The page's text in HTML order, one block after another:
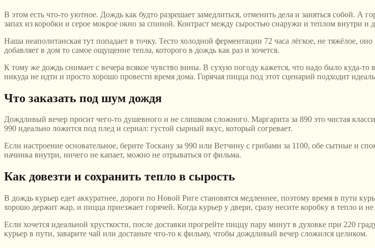
В этом есть что-то уютное. Дождь как будто разрешает замедлиться, отменить дела и заняться собой. А
запах из коробки и серое мокрое окно за спиной. Контраст между сыростью снаружи и теплом внутри и
Наша неаполитанская тут попадает в точку. Тесто холодной ферментации 72 часа лёгкое, не тяжёлое,
добавляет в дом то самое ощущение тепла, которого в дождь как раз и хочется.
К тому же дождь снимает с вечера всякое чувство вины. В сухую погоду кажется, что надо было куда-то
никуда не идти и просто хорошо провести время дома. Горячая пицца под этот сценарий подходит
Что заказать под шум дождя
Дождливый вечер просит чего-то душевного и не слишком сложного. Маргарита за 890 это чистая
990 идеально ложится под плед и сериал: густой сырный вкус, который согревает.
Если настроение основательное, берите Тоскану за 990 или Ветчину с грибами за 1100, обе сытные и
начинка внутри, ничего не капает, можно не отрываться от фильма.
Как довезти и сохранить тепло в сырость
В дождь курьер едет аккуратнее, дороги по Новой Риге становятся медленнее, поэтому время в пути
хорошо держит жар, и пицца приезжает горячей. Когда курьер у двери, сразу несите коробку в тепло и
Если хочется идеальной хрусткости, после доставки прогрейте пиццу пару минут в духовке при 220
курьер в пути, заварите чай или достаньте что-то к фильму, чтобы дождливый вечер сложился целиком.